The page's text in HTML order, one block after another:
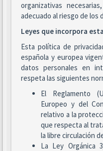
organizativas
adecuado al riesgo de los
Leyes que incorpora
Esta política de
española y europea
datos personales en
respeta las siguientes
El Reglamento
Europeo y del
relativo a la
que respecta al
la libre circulación
La Ley Orgánica